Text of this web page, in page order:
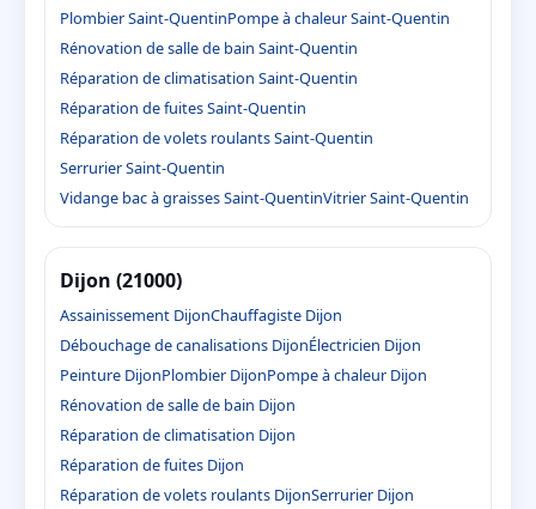
Plombier Saint-QuentinPompe à chaleur Saint-Quentin
Rénovation de salle de bain Saint-Quentin
Réparation de climatisation Saint-Quentin
Réparation de fuites Saint-Quentin
Réparation de volets roulants Saint-Quentin
Serrurier Saint-Quentin
Vidange bac à graisses Saint-QuentinVitrier Saint-Quentin
Dijon (21000)
Assainissement DijonChauffagiste Dijon
Débouchage de canalisations DijonÉlectricien Dijon
Peinture DijonPlombier DijonPompe à chaleur Dijon
Rénovation de salle de bain Dijon
Réparation de climatisation Dijon
Réparation de fuites Dijon
Réparation de volets roulants DijonSerrurier Dijon